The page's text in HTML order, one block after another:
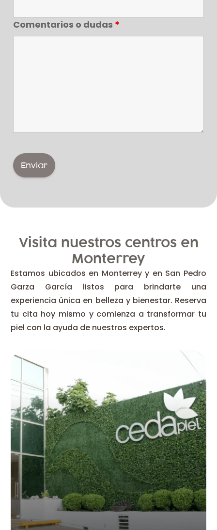
Comentarios o dudas *
Visita nuestros centros en
Monterrey
Estamos ubicados en Monterrey y en San Pedro
Garza García listos para brindarte una
experiencia única en belleza y bienestar. Reserva
tu cita hoy mismo y comienza a transformar tu
piel con la ayuda de nuestros expertos.